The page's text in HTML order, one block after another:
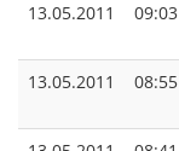
13.05.2011
09:03
13.05.2011
08:55